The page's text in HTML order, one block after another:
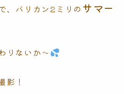
、バリカン2ミリの サマー
りないか〜
影！